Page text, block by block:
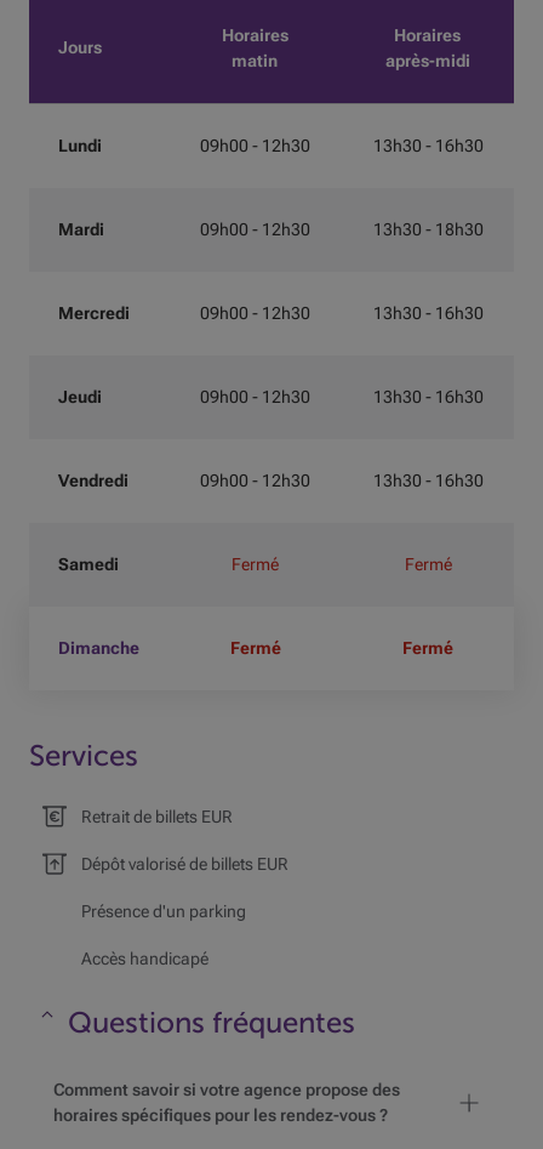
Jours
Horaires
matin
Horaires
après-midi
Lundi 09h00 - 12h30 13h30 - 16h30
Mardi 09h00 - 12h30 13h30 - 18h30
Mercredi 09h00 - 12h30 13h30 - 16h30
Jeudi 09h00 - 12h30 13h30 - 16h30
Vendredi 09h00 - 12h30 13h30 - 16h30
Samedi Fermé Fermé
Dimanche Fermé Fermé
Services
Retrait de billets EUR
Dépôt valorisé de billets EUR
Présence d'un parking
Accès handicapé
Masquer
Questions fréquentes
Comment savoir si votre agence propose des
horaires spécifiques pour les rendez-vous ?